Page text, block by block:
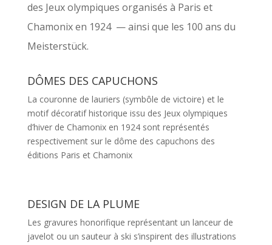
des Jeux olympiques organisés à Paris et
Chamonix en 1924 — ainsi que les 100 ans du
Meisterstück.
DÔMES DES CAPUCHONS
La couronne de lauriers (symbôle de victoire) et le
motif décoratif historique issu des Jeux olympiques
d’hiver de Chamonix en 1924 sont représentés
respectivement sur le dôme des capuchons des
éditions Paris et Chamonix
DESIGN DE LA PLUME
Les gravures honorifique représentant un lanceur de
javelot ou un sauteur à ski s’inspirent des illustrations